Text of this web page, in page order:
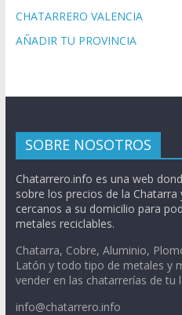
CHATARRERO VALENCIA
AÑADIR TU PROVINCIA
SOBRE NOSOTROS
Chatarrero.info es una web
sobre los precios de la
cercanos a su domicilio para
metales reciclables.
Chatarra, Cobre, Aluminio,
Latón y todo tipo de metales y
vender en las chatarrerías de tu
info@chatarrero.info